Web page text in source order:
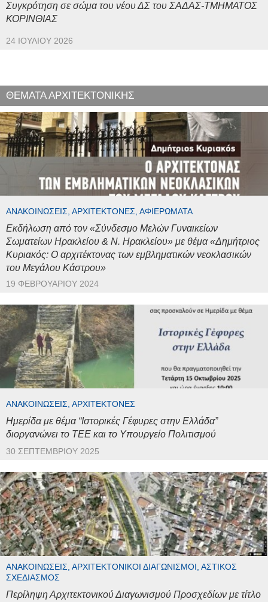
Συγκρότηση σε σώμα του νέου ΔΣ του ΣΑΔΑΣ-ΤΜΗΜΑΤΟΣ
ΚΟΡΙΝΘΙΑΣ
24 ΙΟΥΛΊΟΥ 2026
ΘΕΜΑΤΑ ΑΡΧΙΤΕΚΤΟΝΙΚΗΣ
ΑΝΑΚΟΙΝΏΣΕΙΣ, ΑΡΧΙΤΈΚΤΟΝΕΣ, ΑΦΙΕΡΏΜΑΤΑ
Εκδήλωση από τον «Σύνδεσμο Μελών Γυναικείων
Σωματείων Ηρακλείου & Ν. Ηρακλείου» με θέμα «Δημήτριος
Κυριακός: Ο αρχιτέκτονας των εμβληματικών νεοκλασικών
του Μεγάλου Κάστρου»
19 ΦΕΒΡΟΥΑΡΊΟΥ 2024
ΑΝΑΚΟΙΝΏΣΕΙΣ, ΑΡΧΙΤΈΚΤΟΝΕΣ
Ημερίδα με θέμα “Ιστορικές Γέφυρες στην Ελλάδα”
διοργανώνει το ΤΕΕ και το Υπουργείο Πολιτισμού
30 ΣΕΠΤΕΜΒΡΊΟΥ 2025
ΑΝΑΚΟΙΝΏΣΕΙΣ, ΑΡΧΙΤΕΚΤΟΝΙΚΟΊ ΔΙΑΓΩΝΙΣΜΟΊ, ΑΣΤΙΚΌΣ
ΣΧΕΔΙΑΣΜΌΣ
Περίληψη Αρχιτεκτονικού Διαγωνισμού Προσχεδίων με τίτλο